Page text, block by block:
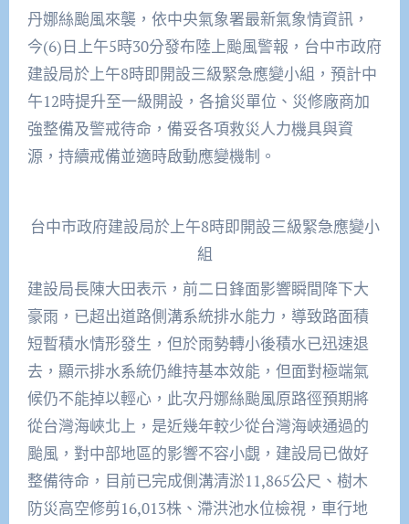
丹娜絲颱風來襲，依中央氣象署最新氣象情資訊，
今(6)日上午5時30分發布陸上颱風警報，台中市政府
建設局於上午8時即開設三級緊急應變小組，預計中
午12時提升至一級開設，各搶災單位、災修廠商加
強整備及警戒待命，備妥各項救災人力機具與資
源，持續戒備並適時啟動應變機制。
台中市政府建設局於上午8時即開設三級緊急應變小
組
建設局長陳大田表示，前二日鋒面影響瞬間降下大
豪雨，已超出道路側溝系統排水能力，導致路面積
短暫積水情形發生，但於雨勢轉小後積水已迅速退
去，顯示排水系統仍維持基本效能，但面對極端氣
候仍不能掉以輕心，此次丹娜絲颱風原路徑預期將
從台灣海峽北上，是近幾年較少從台灣海峽通過的
颱風，對中部地區的影響不容小覷，建設局已做好
整備待命，目前已完成側溝清淤11,865公尺、樹木
防災高空修剪16,013株、滯洪池水位檢視，車行地